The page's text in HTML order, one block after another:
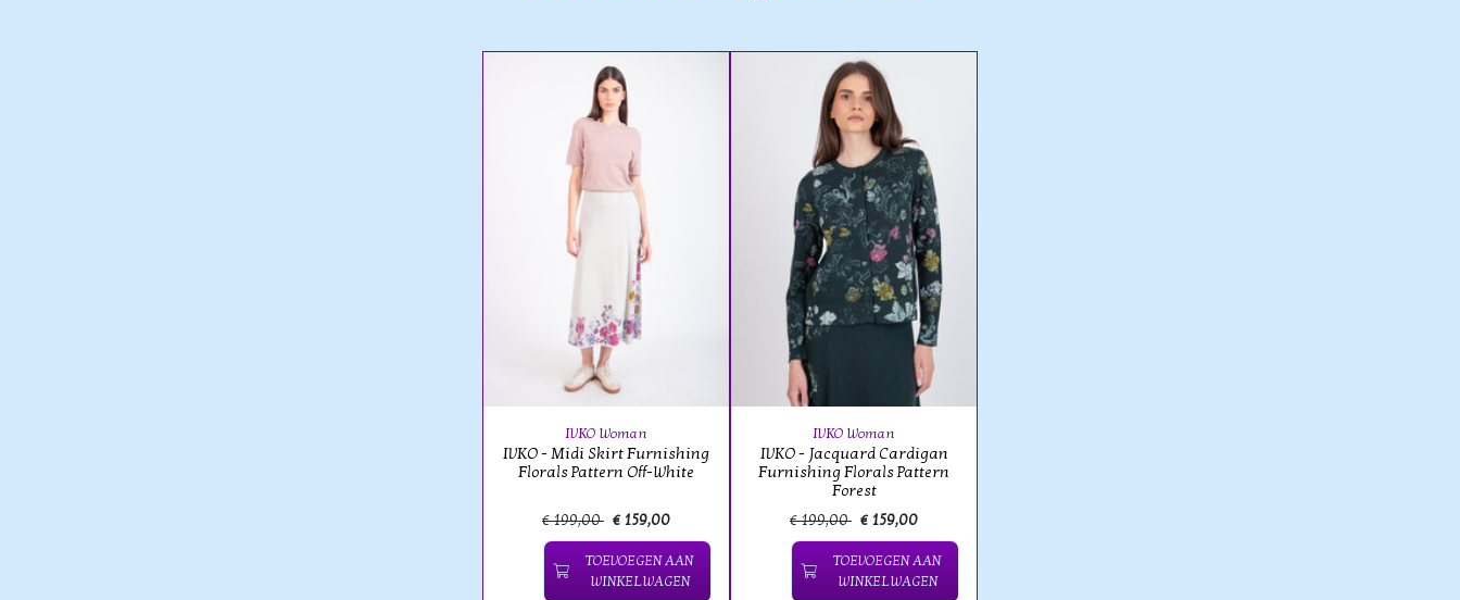
IVKO Woman
IVKO - Midi Skirt Furnishing
Florals Pattern Off-White
€ 199,00 € 159,00
TOEVOEGEN AAN
WINKELWAGEN
IVKO Woman
IVKO - Jacquard Cardigan
Furnishing Florals Pattern
Forest
€ 199,00 € 159,00
TOEVOEGEN AAN
WINKELWAGEN